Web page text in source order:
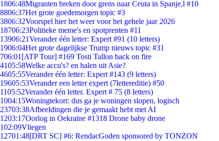
1806:48Migranten breken door grens naar Ceuta in Spanje,l #10
8806:37Het grote goedemorgen topic #3
3806:32Voorspel hier het weer voor het gehele jaar 2026
18706:23Politieke meme's en spotprenten #11
13906:21Verander één letter: Expert #91 (10 letters)
1906:04Het grote dagelijkse Trump nieuws topic #31
706:01 [ATP Tour] #169 Tosti Tallon back on fire
4105:58Welke accu's? en halen uit Asie?
4605:55Verander één letter: Expert #143 (9 letters)
19605:53Verander een letter expert (7lettereditie) #50
1105:52Verander één letter. Expert # 75 (8 letters)
1004:15Woningtekort: dus ga je woningen slopen, logisch
23703:38Afbeeldingen die je gemaakt hebt met AI
1203:17Oorlog in Oekraïne #1318 Drone baby drone
102:09Vliegen
12701:48[DRT SC] #6: RendacGoden sponsored by TONZON